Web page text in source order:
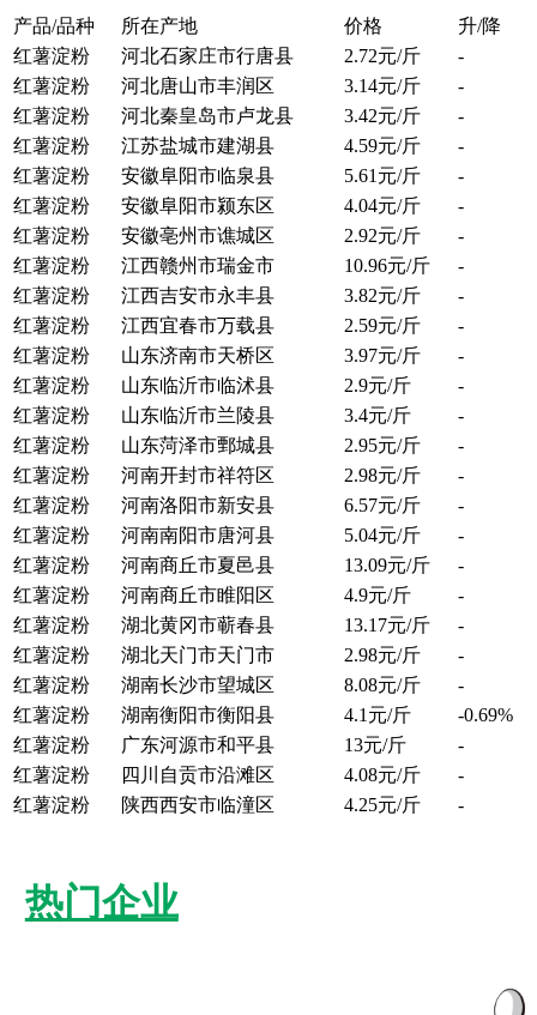
产品/品种 所在产地 价格
升/降
红薯淀粉
河北石家庄市行唐县 2.72元/斤
-
红薯淀粉
河北唐山市丰润区 3.14元/斤
-
红薯淀粉
河北秦皇岛市卢龙县 3.42元/斤
-
红薯淀粉
江苏盐城市建湖县 4.59元/斤
-
红薯淀粉
安徽阜阳市临泉县 5.61元/斤
-
红薯淀粉
安徽阜阳市颍东区 4.04元/斤
-
红薯淀粉
安徽亳州市谯城区 2.92元/斤
-
红薯淀粉
江西赣州市瑞金市 10.96元/斤
-
红薯淀粉
江西吉安市永丰县 3.82元/斤
-
红薯淀粉
江西宜春市万载县 2.59元/斤
-
红薯淀粉
山东济南市天桥区 3.97元/斤
-
红薯淀粉
山东临沂市临沭县 2.9元/斤
-
红薯淀粉
山东临沂市兰陵县 3.4元/斤
-
红薯淀粉
山东菏泽市鄄城县 2.95元/斤
-
红薯淀粉
河南开封市祥符区 2.98元/斤
-
红薯淀粉
河南洛阳市新安县 6.57元/斤
-
红薯淀粉
河南南阳市唐河县 5.04元/斤
-
红薯淀粉
河南商丘市夏邑县 13.09元/斤
-
红薯淀粉
河南商丘市睢阳区 4.9元/斤
-
红薯淀粉
湖北黄冈市蕲春县 13.17元/斤
-
红薯淀粉
湖北天门市天门市 2.98元/斤
-
红薯淀粉
湖南长沙市望城区 8.08元/斤
-
红薯淀粉
湖南衡阳市衡阳县 4.1 元/斤
-0.69%
红薯淀粉
广东河源市和平县 13元/斤
-
红薯淀粉
四川自贡市沿滩区 4.08元/斤
-
红薯淀粉
陕西西安市临潼区 4.25元/斤 -
热门企业